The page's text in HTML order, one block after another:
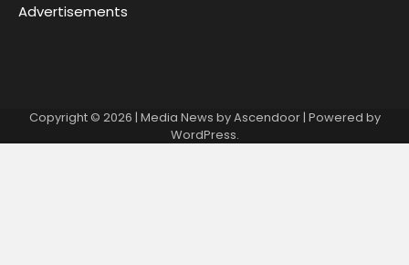
Advertisements
Copyright © 2026 | Media News byAscendoor| Powered by
WordPress.